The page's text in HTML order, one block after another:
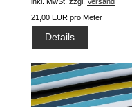
21,00 EUR pro Meter
Details